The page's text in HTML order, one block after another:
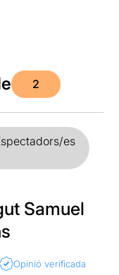
2
es
Samuel
Opinió verificada